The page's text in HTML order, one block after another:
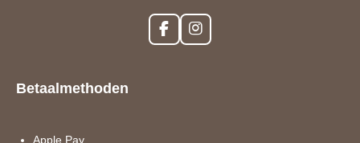
F
a
I
n
Betaalmethoden
Apple Pay